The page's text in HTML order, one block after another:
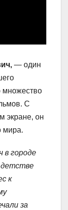
— один
множество
С
экране, он
мира.
в городе
детстве
к
за